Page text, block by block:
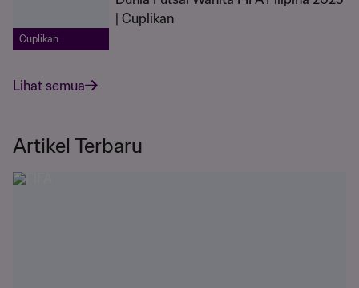
Cuplikan
| Cuplikan
Lihat semua
Artikel Terbaru